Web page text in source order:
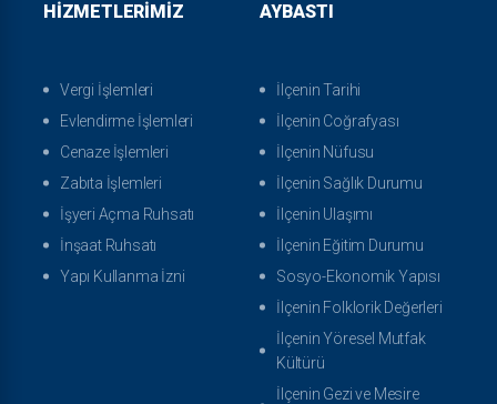
HIZMETLERIMIZ
Vergi İşlemleri
Evlendirme İşlemleri
Cenaze İşlemleri
Zabıta İşlemleri
İşyeri Açma Ruhsatı
İnşaat Ruhsatı
Yapı Kullanma İzni
AYBASTI
İlçenin Tarihi
İlçenin Coğrafyası
İlçenin Nüfusu
İlçenin Sağlık Durumu
İlçenin Ulaşımı
İlçenin Eğitim Durumu
Sosyo-Ekonomik Yapısı
İlçenin Folklorik Değerleri
İlçenin Yöresel Mutfak
Kültürü
İlçenin Gezi ve Mesire